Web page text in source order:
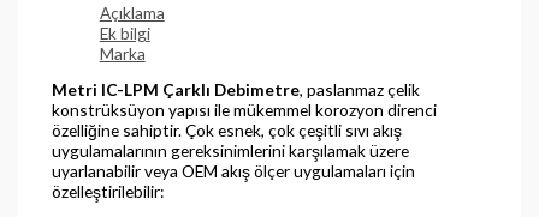
Açıklama
Ek bilgi
Marka
Metri IC-LPM Çarklı Debimetre, paslanmaz çelik
konstrüksüyon yapısı ile mükemmel korozyon direnci
özelliğine sahiptir. Çok esnek, çok çeşitli sıvı akış
uygulamalarının gereksinimlerini karşılamak üzere
uyarlanabilir veya OEM akış ölçer uygulamaları için
özelleştirilebilir: